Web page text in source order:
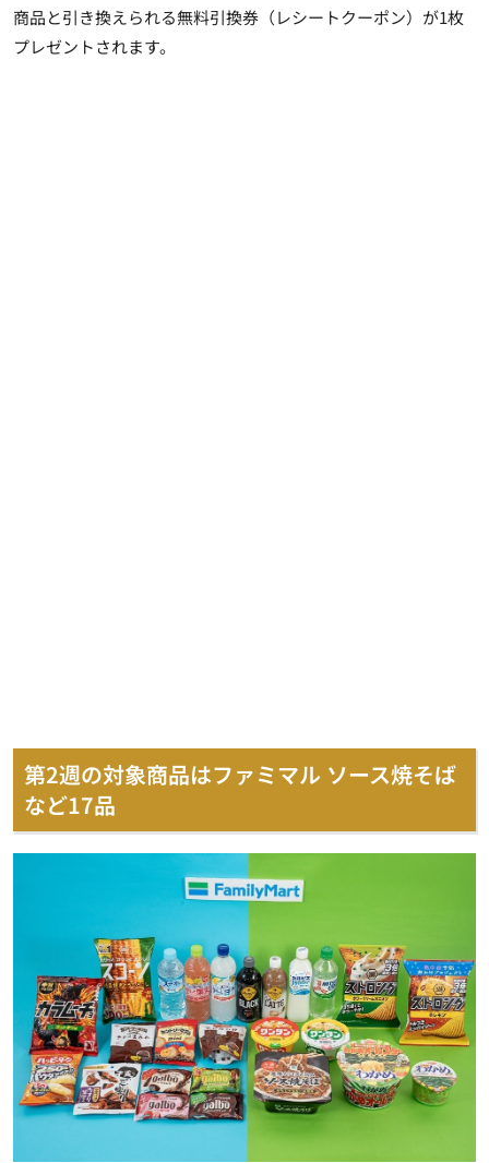
商品と引き換えられる無料引換券（レシートクーポン）が1枚
プレゼントされます。
第2週の対象商品はファミマル ソース焼そば
など17品